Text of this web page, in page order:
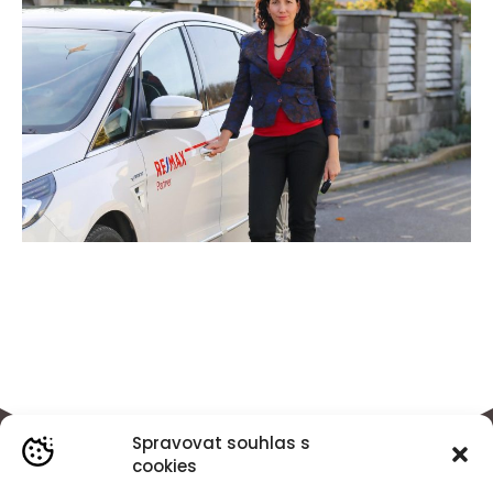
Spravovat souhlas s
cookies